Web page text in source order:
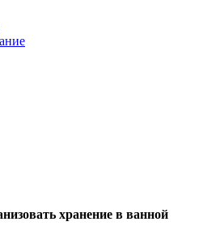
хранение в ванной